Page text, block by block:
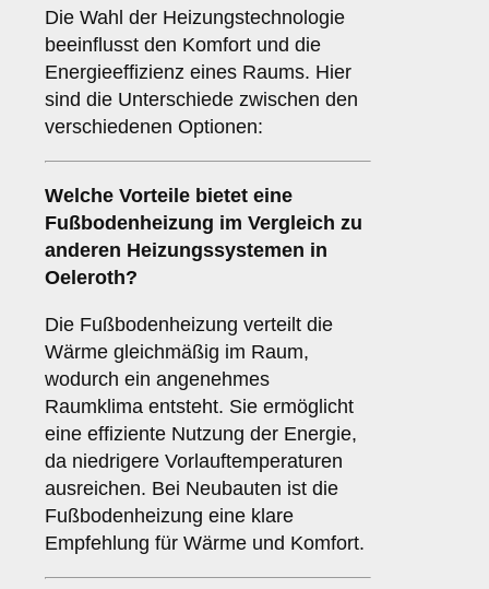
Die Wahl der Heizungstechnologie
beeinflusst den Komfort und die
Energieeffizienz eines Raums. Hier
sind die Unterschiede zwischen den
verschiedenen Optionen:
Welche Vorteile bietet eine
Fußbodenheizung im Vergleich zu
anderen Heizungssystemen in
Oeleroth?
Die Fußbodenheizung verteilt die
Wärme gleichmäßig im Raum,
wodurch ein angenehmes
Raumklima entsteht. Sie ermöglicht
eine effiziente Nutzung der Energie,
da niedrigere Vorlauftemperaturen
ausreichen. Bei Neubauten ist die
Fußbodenheizung eine klare
Empfehlung für Wärme und Komfort.